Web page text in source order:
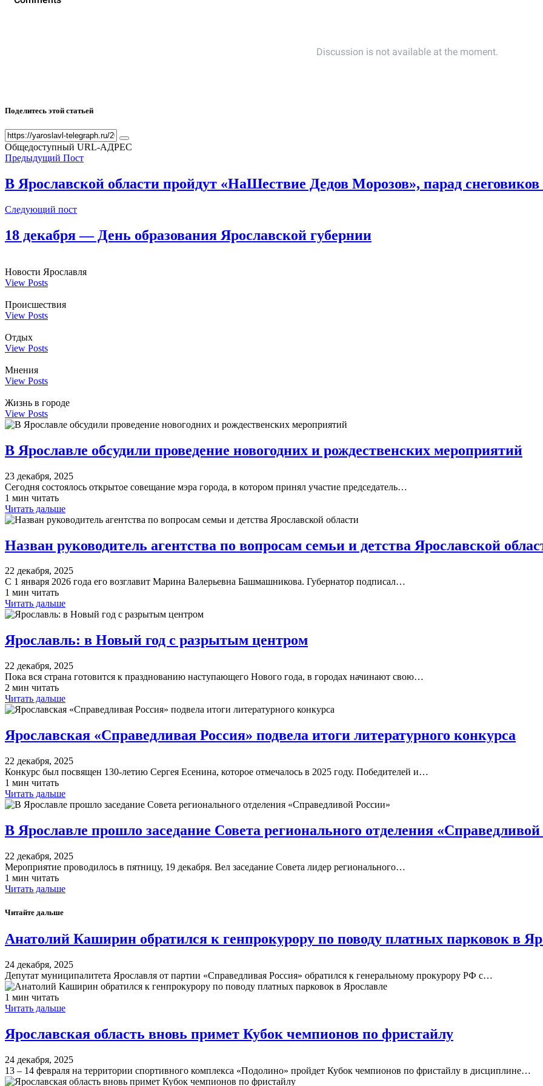
Поделитесь этой статьей
Общедоступный URL-АДРЕС
Предыдущий Пост
В Ярославской области пройдут ​«НаШествие Дедов Морозов», парад
Следующий пост
18 декабря — День образования Ярославской губернии
Новости Ярославля
View Posts
Происшествия
View Posts
Отдых
View Posts
Мнения
View Posts
Жизнь в городе
View Posts
В Ярославле обсудили проведение новогодних и рождественских мероприятий
23 декабря, 2025
Сегодня состоялось открытое совещание мэра города, в котором принял участие председатель…
1 мин читать
Читать дальше
Назван руководитель агентства по вопросам семьи и детства Ярославской
22 декабря, 2025
С 1 января 2026 года его возглавит Марина Валерьевна Башмашникова. Губернатор подписал…
1 мин читать
Читать дальше
Ярославль: в Новый год с разрытым центром
22 декабря, 2025
Пока вся страна готовится к празднованию наступающего Нового года, в городах начинают свою…
2 мин читать
Читать дальше
Ярославская «Справедливая Россия» подвела итоги литературного конкурса
22 декабря, 2025
Конкурс был посвящен 130-летию Сергея Есенина, которое отмечалось в 2025 году. Победителей и…
1 мин читать
Читать дальше
В Ярославле прошло заседание Совета регионального отделения
22 декабря, 2025
Мероприятие проводилось в пятницу, 19 декабря. Вел заседание Совета лидер регионального…
1 мин читать
Читать дальше
Читайте дальше
Анатолий Каширин обратился к генпрокурору по поводу платных парковок в
24 декабря, 2025
Депутат муниципалитета Ярославля от партии «Справедливая Россия» обратился к генеральному прокурору РФ с…
1 мин читать
Читать дальше
Ярославская область вновь примет Кубок чемпионов по фристайлу
24 декабря, 2025
13 – 14 февраля на территории спортивного комплекса «Подолино» пройдет Кубок чемпионов по фристайлу в дисциплине…